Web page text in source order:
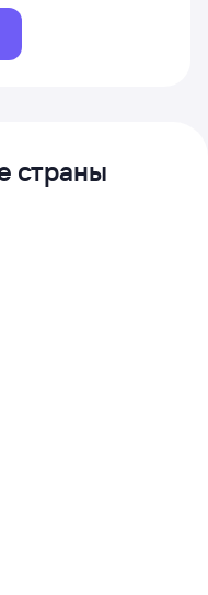
страны